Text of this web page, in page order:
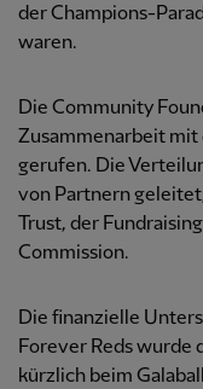
der Champions-
waren.
Die Community
Zusammenarbeit mit
gerufen. Die
von Partnern
Trust, der
Commission.
Die finanzielle
Forever Reds wurde
kürzlich beim